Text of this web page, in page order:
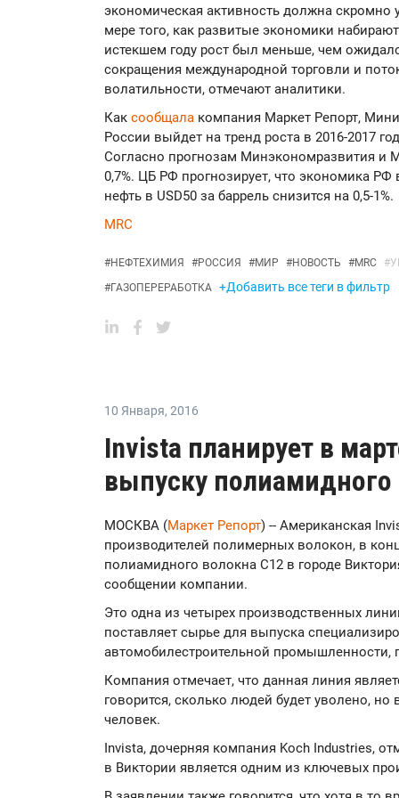
экономическая активность должна скромно
мере того, как развитые экономики
истекшем году рост был меньше, чем
сокращения международной торговли и
волатильности, отмечают аналитики.
Как сообщала компания Маркет Репорт,
России выйдет на тренд роста в 2016-2017
Согласно прогнозам Минэкономразвития и
0,7%. ЦБ РФ прогнозирует, что экономика
нефть в USD50 за баррель снизится на 0,5-1%.
MRC
#НЕФТЕХИМИЯ #РОССИЯ #МИР #НОВОСТЬ #MRC #
#ГАЗОПЕРЕРАБОТКА +Добавить все теги в фильтр
10 Января, 2016
Invista планирует в
выпуску полиамидного
МОСКВА (Маркет Репорт) -- Американская
производителей полимерных волокон, в
полиамидного волокна C12 в городе
сообщении компании.
Это одна из четырех производственных
поставляет сырье для выпуска
автомобилестроительной промышленности,
Компания отмечает, что данная линия
говорится, сколько людей будет уволено,
человек.
Invista, дочерняя компания Koch Industries,
в Виктории является одним из ключевых